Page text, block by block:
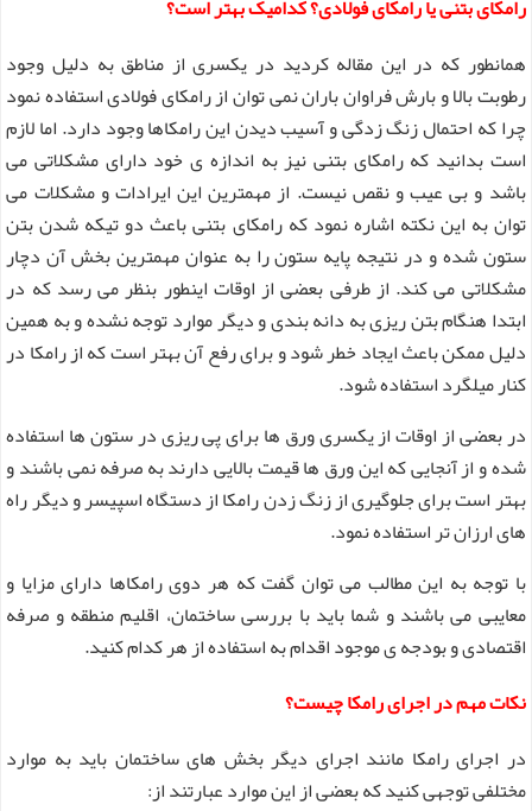
رامکای بتنی یا رامکای فولادی؟ کدامیک بهتر است؟
همانطور که در این مقاله کردید در یکسری از مناطق به دلیل وجود
رطوبت بالا و بارش فراوان باران نمی توان از رامکای فولادی استفاده نمود
چرا که احتمال زنگ زدگی و آسیب دیدن این رامکاها وجود دارد. اما لازم
است بدانید که رامکای بتنی نیز به اندازه ی خود دارای مشکلاتی می
باشد و بی عیب و نقص نیست. از مهمترین این ایرادات و مشکلات می
توان به این نکته اشاره نمود که رامکای بتنی باعث دو تیکه شدن بتن
ستون شده و در نتیجه پایه ستون را به عنوان مهمترین بخش آن دچار
مشکلاتی می کند. از طرفی بعضی از اوقات اینطور بنظر می رسد که در
ابتدا هنگام بتن ریزی به دانه بندی و دیگر موارد توجه نشده و به همین
دلیل ممکن باعث ایجاد خطر شود و برای رفع آن بهتر است که از رامکا در
کنار میلگرد استفاده شود.
در بعضی از اوقات از یکسری ورق ها برای پی ریزی در ستون ها استفاده
شده و از آنجایی که این ورق ها قیمت بالایی دارند به صرفه نمی باشند و
بهتر است برای جلوگیری از زنگ زدن رامکا از دستگاه اسپیسر و دیگر راه
های ارزان تر استفاده نمود.
با توجه به این مطالب می توان گفت که هر دوی رامکاها دارای مزایا و
معایبی می باشند و شما باید با بررسی ساختمان، اقلیم منطقه و صرفه
اقتصادی و بودجه ی موجود اقدام به استفاده از هر کدام کنید.
نکات مهم در اجرای رامکا چیست؟
در اجرای رامکا مانند اجرای دیگر بخش های ساختمان باید به موارد
مختلفی توجهی کنید که بعضی از این موارد عبارتند از: